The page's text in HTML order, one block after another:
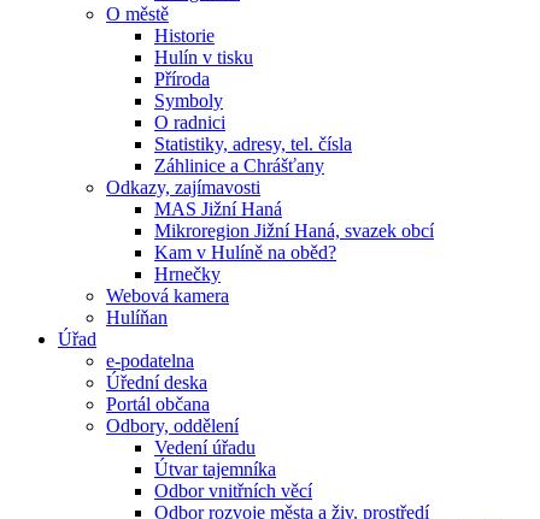
O městě
Historie
Hulín v tisku
Příroda
Symboly
O radnici
Statistiky, adresy, tel. čísla
Záhlinice a Chrášťany
Odkazy, zajímavosti
MAS Jižní Haná
Mikroregion Jižní Haná, svazek obcí
Kam v Hulíně na oběd?
Hrnečky
Webová kamera
Hulíňan
Úřad
e-podatelna
Úřední deska
Portál občana
Odbory, oddělení
Vedení úřadu
Útvar tajemníka
Odbor vnitřních věcí
Odbor rozvoje města a živ. prostředí